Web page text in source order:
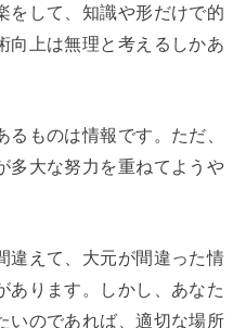
をして、知識や形だけで的
向上は無理と考えるしかあ
ものは情報です。ただ、
多大な努力を重ねてようや
違えて、大元が間違った情
あります。しかし、あなた
いのであれば、適切な場所